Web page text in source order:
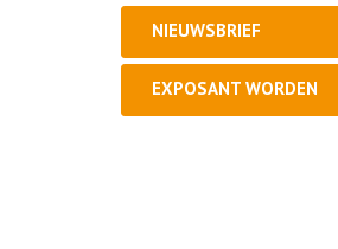
NIEUWSBRIEF
EXPOSANT WORDEN